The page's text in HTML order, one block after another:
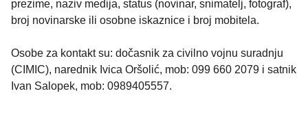
prezime, naziv medija, status (novinar, snimatelj, fotograf),
broj novinarske ili osobne iskaznice i broj mobitela.
Osobe za kontakt su: dočasnik za civilno vojnu suradnju
(CIMIC), narednik Ivica Oršolić, mob: 099 660 2079 i satnik
Ivan Salopek, mob: 0989405557.